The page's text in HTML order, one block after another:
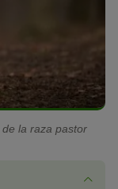
la raza pastor